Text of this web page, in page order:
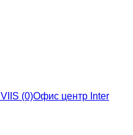
Офис центр Inter